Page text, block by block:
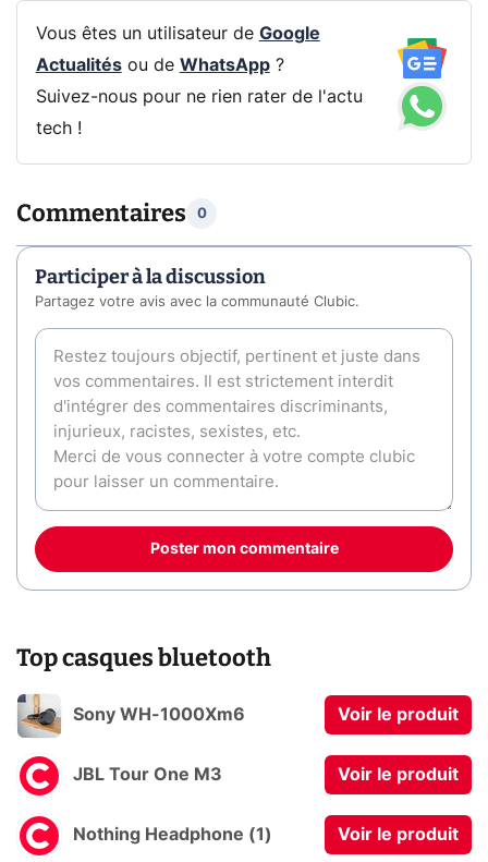
Vous êtes un utilisateur de Google
Actualitésou de WhatsApp?
Suivez-nous pour ne rien rater de l'actu
tech !
Commentaires 0
Participer à la discussion
Partagez votre avis avec la communauté Clubic.
Poster mon commentaire
Top casques bluetooth
Sony WH-1000Xm6 Voir le produit
JBL Tour One M3 Voir le produit
Nothing Headphone (1) Voir le produit